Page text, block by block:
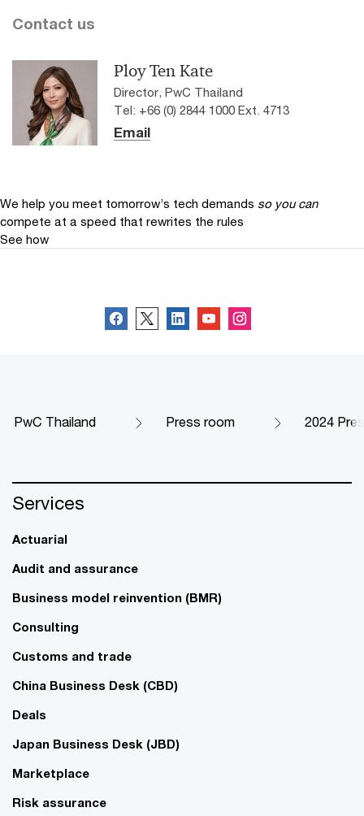
Contact us
Ploy Ten Kate
Director, PwC Thailand
Tel: +66 (0) 2844 1000 Ext. 4713
Email
We help you meet tomorrow’s tech demands so you can
compete at a speed that rewrites the rules
See how
PwC Thailand Press room 2024
Services
Actuarial
Audit and assurance
Business model reinvention (BMR)
Consulting
Customs and trade
China Business Desk (CBD)
Deals
Japan Business Desk (JBD)
Marketplace
Risk assurance